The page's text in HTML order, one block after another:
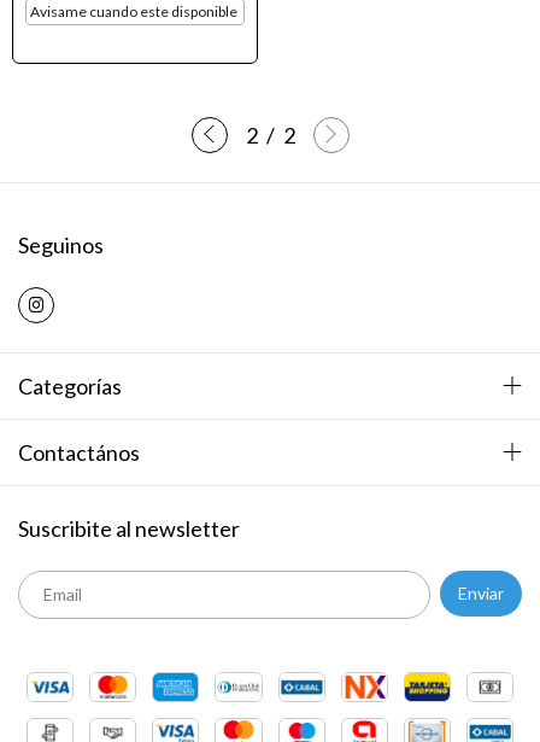
Avisame cuando este disponible
2 / 2
Seguinos
Categorías
Contactános
Suscribite al newsletter